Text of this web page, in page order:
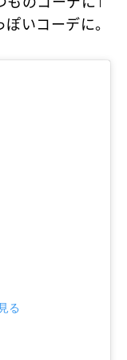
いコーデに。
る